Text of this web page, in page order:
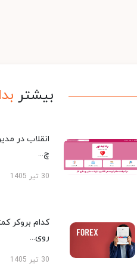
بیشتر
انقلاب در
چ...
30 تیر 1405
کدام بروکر
روی...
30 تیر 1405